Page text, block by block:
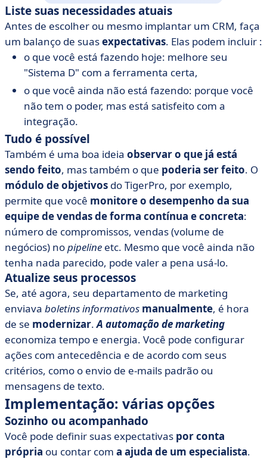
Liste suas necessidades atuais
Antes de escolher ou mesmo implantar um CRM, faça
um balanço de suasexpectativas. Elas podem incluir :
o que você está fazendo hoje: melhore seu
"Sistema D" com a ferramenta certa,
o que você ainda não está fazendo: porque você
não tem o poder, mas está satisfeito com a
integração.
Tudo é possível
Também é uma boa ideia observar o que já está
sendo feito, mas também o que poderia ser feito. O
módulo de objetivos do TigerPro, por exemplo,
permite que você monitore o desempenho da sua
equipe de vendas de forma contínua e concreta:
número de compromissos, vendas (volume de
negócios) nopipeline etc. Mesmo que você ainda não
tenha nada parecido, pode valer a pena usá-lo.
Atualize seus processos
Se, até agora, seu departamento de marketing
enviava boletins informativos manualmente, é hora
de se modernizar.A automação de marketing
economiza tempo e energia. Você pode configurar
ações com antecedência e de acordo com seus
critérios, como o envio de e-mails padrão ou
mensagens de texto.
Implementação: várias opções
Sozinho ou acompanhado
Você pode definir suas expectativas por conta
própria ou contar com a ajuda de um especialista.